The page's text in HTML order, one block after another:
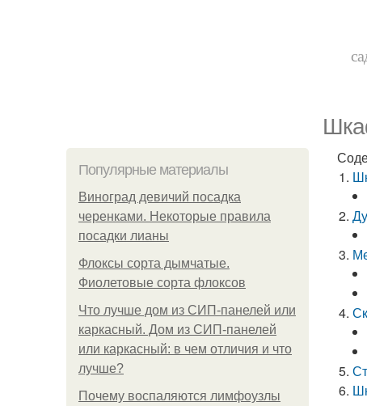
Популярные материалы
Виноград девичий посадка
черенками. Некоторые правила
посадки лианы
Флоксы сорта дымчатые.
Фиолетовые сорта флоксов
Что лучше дом из СИП-панелей или
каркасный. Дом из СИП-панелей
или каркасный: в чем отличия и что
лучше?
Почему воспаляются лимфоузлы